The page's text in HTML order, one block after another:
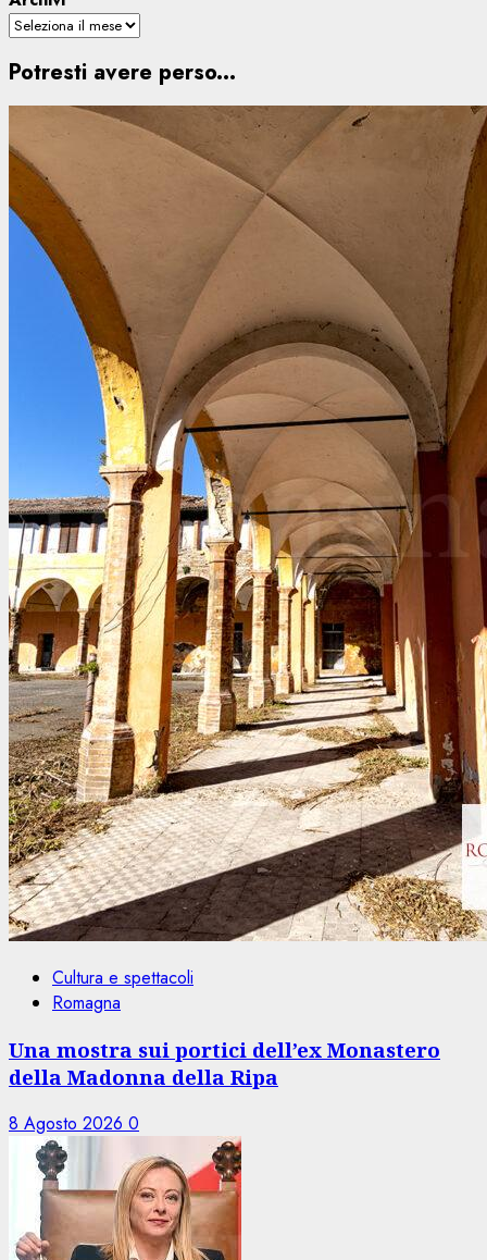
Potresti avere perso...
Cultura e spettacoli
Romagna
Una mostra sui portici dell’ex Monastero
della Madonna della Ripa
8 Agosto 2026 0